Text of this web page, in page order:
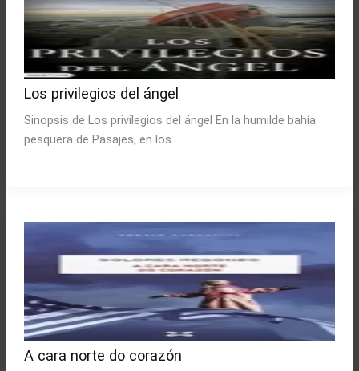
Los privilegios del ángel
Sinopsis de Los privilegios del ángel En la humilde bahía
pesquera de Pasajes, en los
A cara norte do corazón